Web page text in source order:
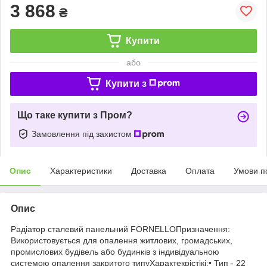
3 868 ₴
Купити
або
Купити з
Що таке купити з Пром?
Замовлення під захистом
Опис Характеристики Доставка Оплата Умови
Опис
Радіатор сталевий панельний FORNELLOПризначення:
Використовується для опалення житлових, громадських,
промислових будівель або будинків з індивідуальною
системою опалення закритого типуХарактекрістікі:• Тип - 22